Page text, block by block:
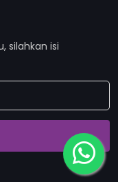
silahkan isi